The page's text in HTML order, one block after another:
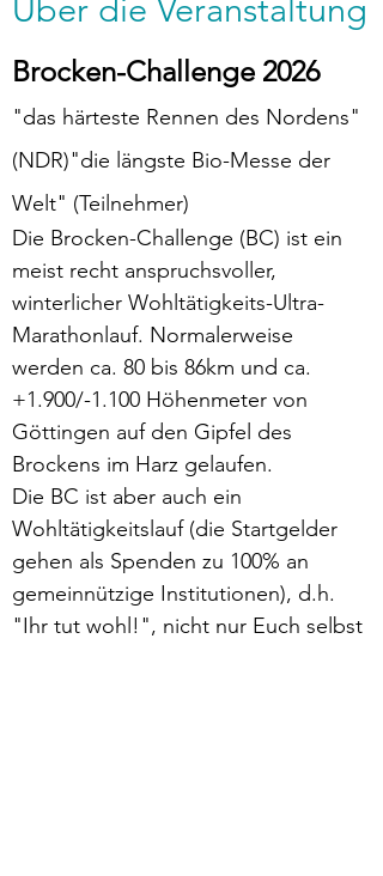
Über die Veranstaltung
Brocken-Challenge 2026
"das härteste Rennen des Nordens"
(NDR)"die längste Bio-Messe der
Welt" (Teilnehmer)
Die Brocken-Challenge (BC) ist ein
meist recht anspruchsvoller,
winterlicher Wohltätigkeits-Ultra-
Marathonlauf. Normalerweise
werden ca. 80 bis 86km und ca.
+1.900/-1.100 Höhenmeter von
Göttingen auf den Gipfel des
Brockens im Harz gelaufen.
Die BC ist aber auch ein
Wohltätigkeitslauf (die Startgelder
gehen als Spenden zu 100% an
gemeinnützige Institutionen), d.h.
"Ihr tut wohl!", nicht nur Euch selbst